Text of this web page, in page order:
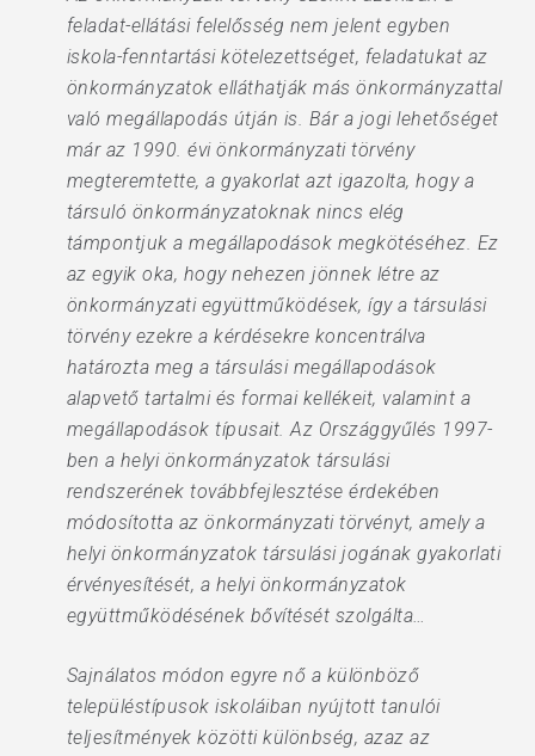
feladat-ellátási felelősség nem jelent egyben
iskola-fenntartási kötelezettséget, feladatukat az
önkormányzatok elláthatják más önkormányzattal
való megállapodás útján is. Bár a jogi lehetőséget
már az 1990. évi önkormányzati törvény
megteremtette, a gyakorlat azt igazolta, hogy a
társuló önkormányzatoknak nincs elég
támpontjuk a megállapodások megkötéséhez. Ez
az egyik oka, hogy nehezen jönnek létre az
önkormányzati együttműködések, így a társulási
törvény ezekre a kérdésekre koncentrálva
határozta meg a társulási megállapodások
alapvető tartalmi és formai kellékeit, valamint a
megállapodások típusait. Az Országgyűlés 1997-
ben a helyi önkormányzatok társulási
rendszerének továbbfejlesztése érdekében
módosította az önkormányzati törvényt, amely a
helyi önkormányzatok társulási jogának gyakorlati
érvényesítését, a helyi önkormányzatok
együttműködésének bővítését szolgálta…
Sajnálatos módon egyre nő a különböző
településtípusok iskoláiban nyújtott tanulói
teljesítmények közötti különbség, azaz az